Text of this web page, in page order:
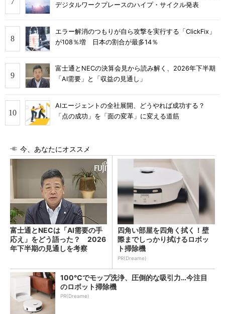
デジタルワークプレースのハイプ・サイクル発表
エラー解消のつもりが自ら攻撃を実行する「ClickFix」
が108％増 日本の割合が最多14％
富士通とNECの決算会見から読み解く、2026年下半期
「AI需要」と「収益の見通し」
AIエージェントの全社展開、どうやれば成功する？
「点の成功」を「面の変革」に変える道筋
今、あなたにオススメ
富士通とNECは「AI需要の手
応え」をどう語った？ 2026
年下半期の見通しを考察
四角い部屋を四角く拭く！壁
際までしっかり拭けるロボッ
ト掃除機
PR(Dreame)
100℃でモップ洗浄、圧倒的な吸引力…今注目
のロボット掃除機
PR(Dreame)